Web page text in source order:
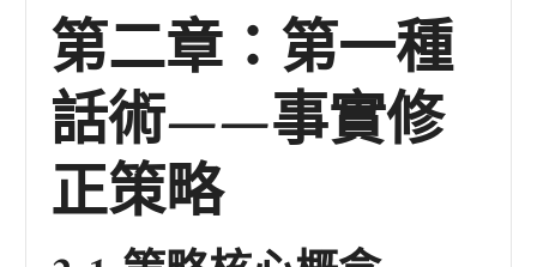
第二章：第一種
話術——事實修
正策略